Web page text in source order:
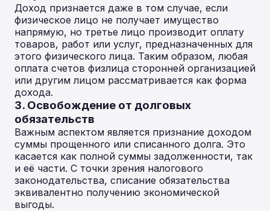
Доход признается даже в том случае, если
физическое лицо не получает имущество
напрямую, но третье лицо производит оплату
товаров, работ или услуг, предназначенных для
этого физического лица. Таким образом, любая
оплата счетов физлица сторонней организацией
или другим лицом рассматривается как форма
дохода.
3. Освобождение от долговых
обязательств
Важным аспектом является признание доходом
суммы прощенного или списанного долга. Это
касается как полной суммы задолженности, так
и её части. С точки зрения налогового
законодательства, списание обязательства
эквивалентно получению экономической
выгоды.